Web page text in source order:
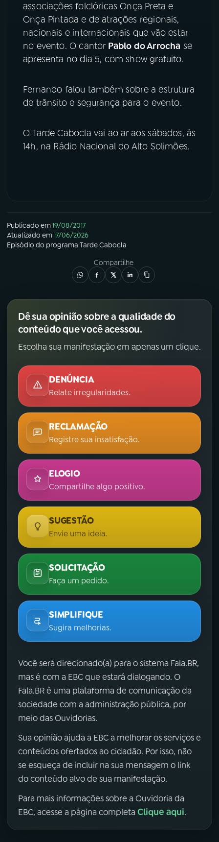
associações folclóricas Onça Preta e
Onça Pintada e de atrações regionais,
nacionais e internacionais que vão estar
no evento. O cantor Pablo do Arrocha se
apresenta no dia 5, com show gratuito.
Fernando falou também sobre a estrutura
de trânsito e segurança para o evento.
O Tarde Cabocla vai ao ar aos sábados, às
14h, na Rádio Nacional do Alto Solimões.
Publicado em19/08/2017
Atualizado em17/06/2026
Episódio do programa Tarde Cabocla
Compartilhe
Dê sua opinião sobre a qualidade do
conteúdo que você acessou.
Escolha sua manifestação em apenas um clique.
DENÚNCIA
Relate irregularidades.
RECLAMAÇÃO
Registre sua insatisfação.
ELOGIO
Compartilhe algo positivo.
SUGESTÃO
Envie uma ideia.
SOLICITAÇÃO
Faça um pedido.
SIMPLIFIQUE
Sugira melhorias.
Você será direcionado(a) para o sistema Fala.BR,
mas é com a EBC que estará dialogando. O
Fala.BR é uma plataforma de comunicação da
sociedade com a administração pública, por
meio das Ouvidorias.
Sua opinião ajuda a EBC a melhorar os serviços e
conteúdos ofertados ao cidadão. Por isso, não
se esqueça de incluir na sua mensagem o link
do conteúdo alvo de sua manifestação.
Para mais informações sobre a Ouvidoria da
EBC, acesse a página completa Clique aqui.